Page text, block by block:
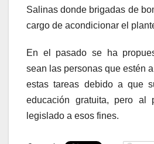
Salinas donde brigadas de
cargo de acondicionar el
En el pasado se ha
sean las personas que estén
estas tareas debido a que
educación gratuita, pero al
legislado a esos fines.